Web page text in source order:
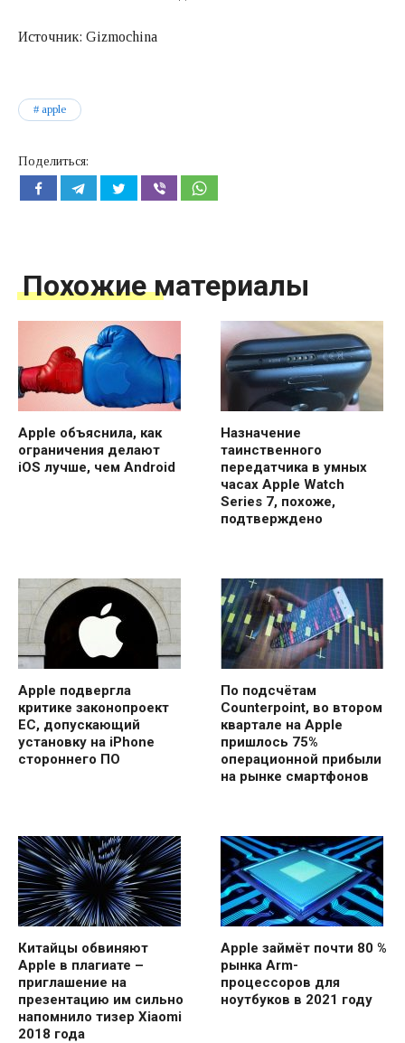
Источник: Gizmochina
apple
Поделиться:
Похожие материалы
Apple объяснила, как
ограничения делают
iOS лучше, чем Android
Назначение
таинственного
передатчика в умных
часах Apple Watch
Series 7, похоже,
подтверждено
Apple подвергла
критике законопроект
ЕС, допускающий
установку на iPhone
стороннего ПО
По подсчётам
Counterpoint, во втором
квартале на Apple
пришлось 75%
операционной прибыли
на рынке смартфонов
Китайцы обвиняют
Apple в плагиате –
приглашение на
презентацию им сильно
напомнило тизер Xiaomi
2018 года
Apple займёт почти 80 %
рынка Arm-
процессоров для
ноутбуков в 2021 году